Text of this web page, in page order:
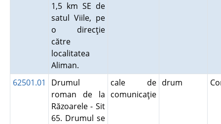
1,5 km SE de
satul Viile, pe
o direcţie
către
localitatea
Aliman.
62501.01
Drumul
roman de la
Răzoarele - Sit
65. Drumul se
cale de
comunicaţie
drum